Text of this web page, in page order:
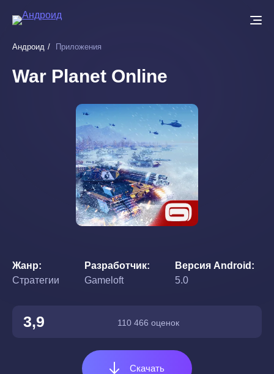
основному
Андроид Приложения
War Planet Online
Жанр
Стратегии
Разработчик
Gameloft
Версия Android
5.0
3,9 110 466 оценок
Скачать